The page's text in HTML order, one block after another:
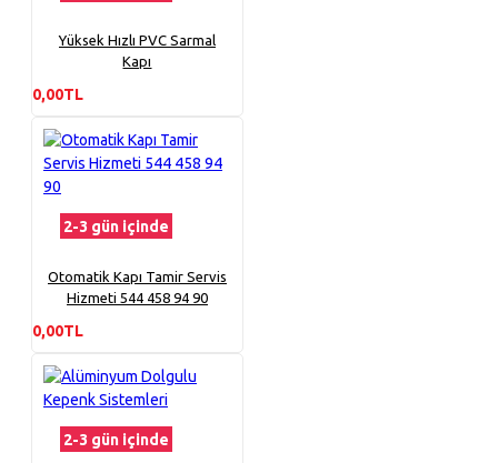
Yüksek Hızlı PVC Sarmal
Kapı
0,00TL
2-3 gün içinde
Otomatik Kapı Tamir Servis
Hizmeti 544 458 94 90
0,00TL
2-3 gün içinde